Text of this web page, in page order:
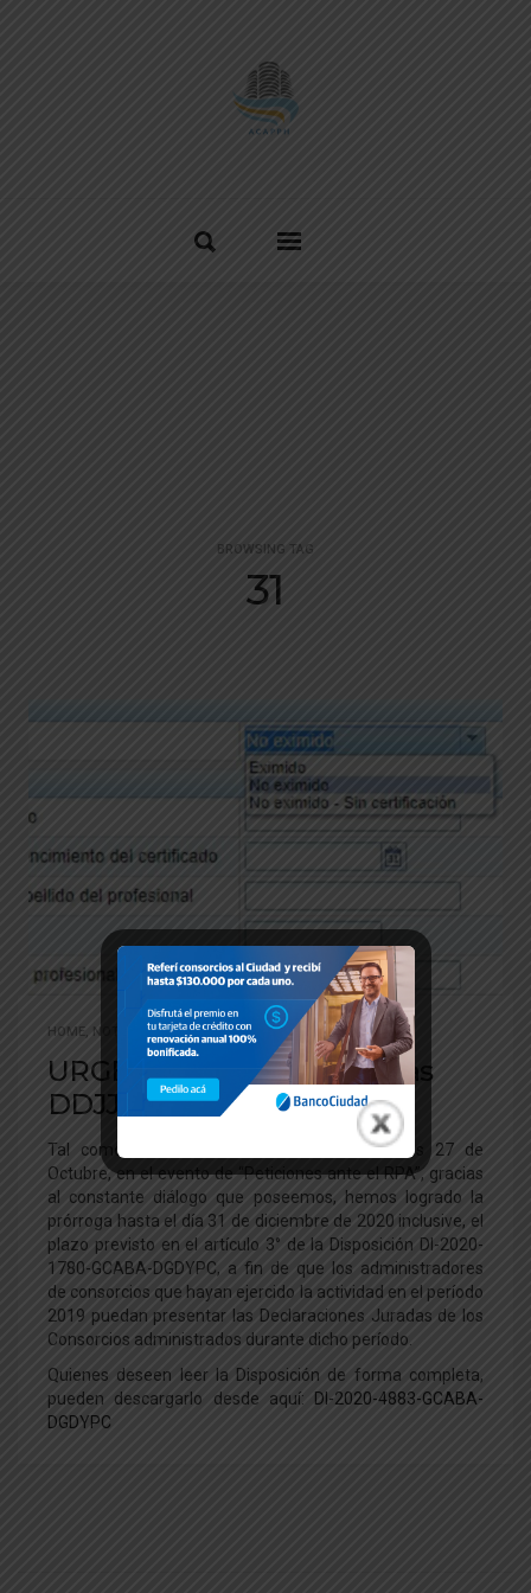
BROWSING TAG
31
HOME, NOTICIAS
URGENTE: Prórroga para las
DDJJ 2019
Tal como lo habíamos adelantados el martes 27 de
Octubre, en el evento de “Peticiones ante el RPA”, gracias
al constante diálogo que poseemos, hemos logrado la
prórroga hasta el día 31 de diciembre de 2020 inclusive, el
plazo previsto en el artículo 3° de la Disposición DI-2020-
1780-GCABA-DGDYPC, a fin de que los administradores
de consorcios que hayan ejercido la actividad en el período
2019 puedan presentar las Declaraciones Juradas de los
Consorcios administrados durante dicho período.
Quienes deseen leer la Disposición de forma completa,
pueden descargarlo desde aquí:
DI-2020-4883-GCABA-
DGDYPC